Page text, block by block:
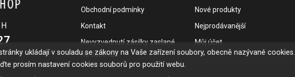
Obchodní podmínky
Kontakt
Nevyzvednutí zásilky zaslané
na dobírku
Nové produkty
Nejprodávanější
Můj účet
ukládají v souladu se zákony na Vaše zařízení soubory, obecně nazývané cookies.
prosím nastavení cookies souborů pro použití webu.